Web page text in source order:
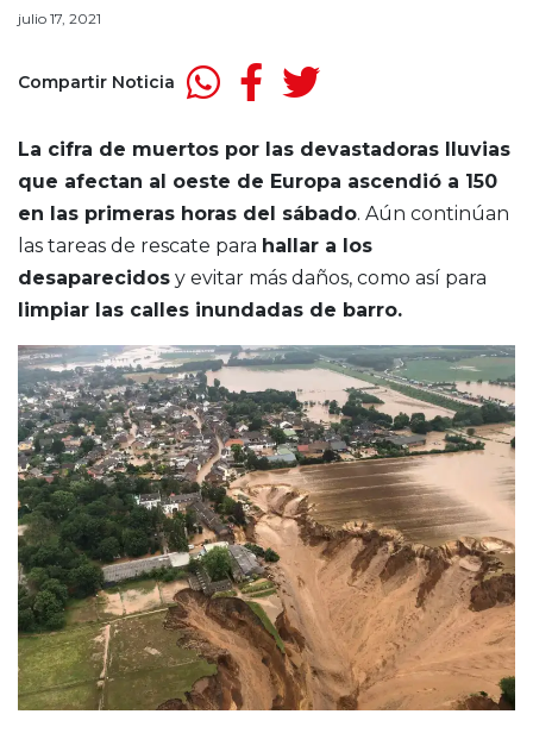
julio 17, 2021
Compartir Noticia
La cifra de muertos por las devastadoras lluvias
que afectan al oeste de Europa ascendió a 150
en las primeras horas del sábado. Aún continúan
las tareas de rescate para hallar a los
desaparecidos y evitar más daños, como así para
limpiar las calles inundadas de barro.